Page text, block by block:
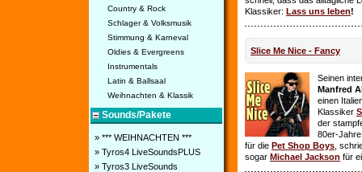
Country & Rock
Schlager & Volksmusik
Stimmung & Karneval
Oldies & Evergreens
Instrumentals
Latin & Ballsaal
Weihnachten & Klassik
Sounds/Pakete
» *** WEIHNACHTEN ***
» Tyros4 LiveSoundsPLUS
» Tyros3 LiveSounds
Klassiker: Lass uns leben!
Slice Me Nice - Fancy
Seinen
Manfred
einen
Klassiker
der
80er-
für die Pet Shop Boys ,
sogar Michael Jackson für